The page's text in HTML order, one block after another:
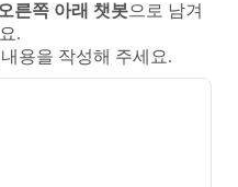
오른쪽 아래 챗봇으로 남겨
.
용을 작성해 주세요.